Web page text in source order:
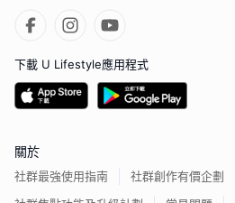
下載 U Lifestyle應用程式
關於
社群最強使用指南
社群創作有價企劃